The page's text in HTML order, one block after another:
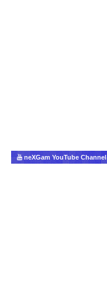
neXGam YouTube Channel